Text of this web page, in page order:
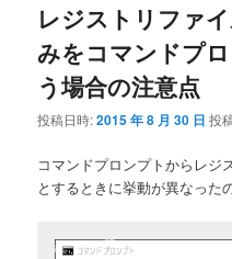
レジストリファ
みをコマンドプ
う場合の注意点
投稿日時:2015 年 8 月 30 日 投
コマンドプロンプトからレジ
とするときに挙動が異なった